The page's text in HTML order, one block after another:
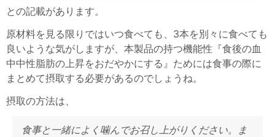
との記載があります。
原材料を見る限りではいつ食べても、3本を別々に食べても
良いような気がしますが、本製品の持つ機能性『食後の血
中中性脂肪の上昇をおだやかにする』ためには食事の際に
まとめて摂取する必要があるのでしょうね。
摂取の方法は、
食事と一緒によく噛んでお召し上がりください。ま